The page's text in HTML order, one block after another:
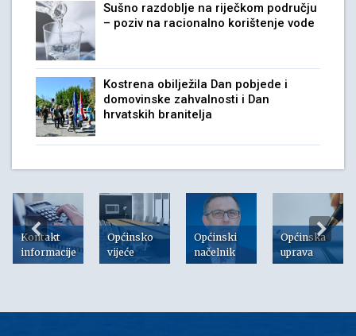
Sušno razdoblje na riječkom području
– poziv na racionalno korištenje vode
Kostrena obilježila Dan pobjede i
domovinske zahvalnosti i Dan
hrvatskih branitelja
Kontakt
informacije
Općinsko
vijeće
Općinski
načelnik
Općinska
uprava